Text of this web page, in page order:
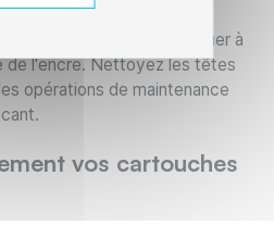
imprimante peut contribuer à
de l'encre. Nettoyez les têtes
opérations de maintenance
vos cartouches